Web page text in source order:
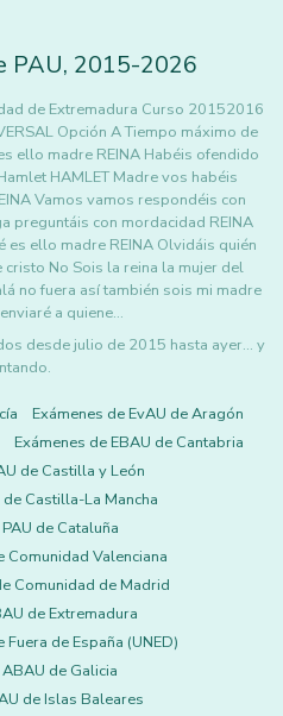
PAU, 2015-2026
de Extremadura Curso 20152016
Opción A Tiempo máximo de
ello madre REINA Habéis ofendido
HAMLET Madre vos habéis
Vamos vamos respondéis con
preguntáis con mordacidad REINA
es ello madre REINA Olvidáis quién
cristo No Sois la reina la mujer del
no fuera así también sois mi madre
a quiene…
desde julio de 2015 hasta ayer... y
Exámenes de EvAU de Aragón
Exámenes de EBAU de Cantabria
de Castilla y León
Castilla-La Mancha
de Cataluña
Comunidad Valenciana
Comunidad de Madrid
de Extremadura
Fuera de España (UNED)
de Galicia
de Islas Baleares